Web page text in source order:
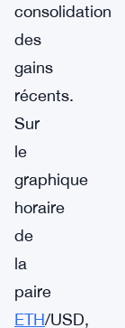
consolidation
des
gains
récents.
Sur
le
graphique
horaire
de
la
paire
ETH/USD,